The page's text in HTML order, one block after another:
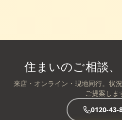
住まいのご相談
来店・オンライン・現地同行。状
ご提案しま
0120-43-